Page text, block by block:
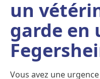
un
garde en
Vous avez une